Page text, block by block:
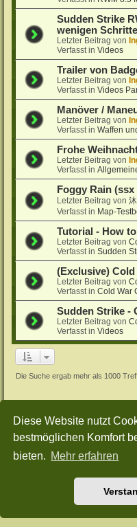
Diese Website nutzt
bestmöglichen Komfort
bieten. Mehr erfahren
Sudden Strike
wenigen
Letzter Beitrag von
Verfasst inVideos
Trailer von
Letzter Beitrag von
Verfasst inVideos
Manöver /
Letzter Beitrag von
Verfasst inWaffen
Frohe
Letzter Beitrag von
Verfasst in
Foggy Rain
Letzter Beitrag von
Verfasst in Map-
Tutorial - How
Letzter Beitrag von
Verfasst inSudden
(Exclusive)
Letzter Beitrag von
Verfasst inCold War
Sudden Strike -
Letzter Beitrag von
Verfasst inVideos
Die Suche ergab mehr als 1000
Sudden-Strike-Maps.de
Powered byphpBB® Forum
Style: Green-Style-Split by
Nutzungsbedingungen